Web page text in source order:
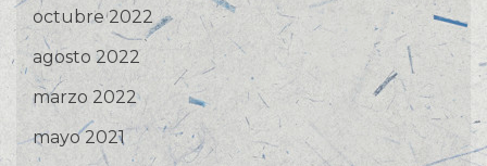
octubre 2022
agosto 2022
marzo 2022
mayo 2021